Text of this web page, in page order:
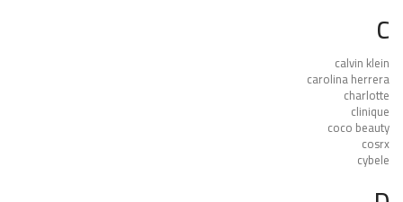
C
calvin klein
carolina herrera
charlotte
clinique
coco beauty
cosrx
cybele